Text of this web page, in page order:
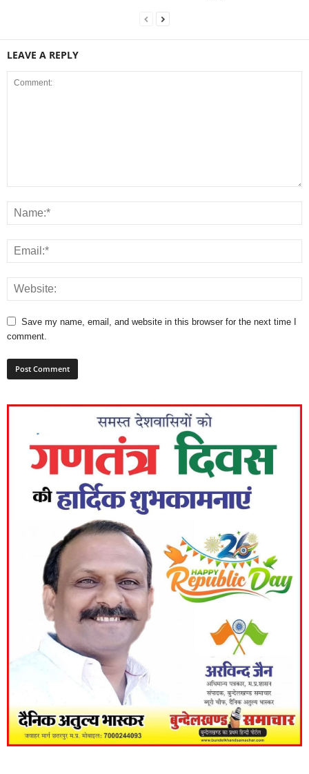
LEAVE A REPLY
Save my name, email, and website in this browser for the next time I
comment.